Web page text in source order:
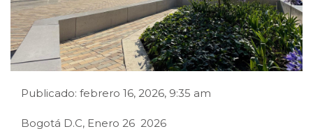
Publicado: febrero 16, 2026, 9:35 am
Bogotá D.C, Enero 26 2026